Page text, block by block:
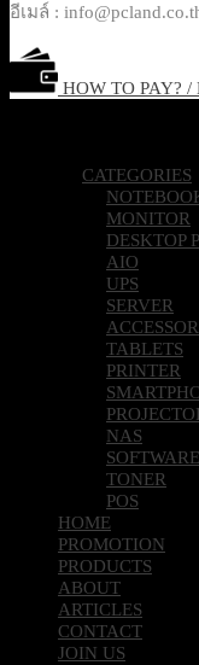
อีเมล์ :
HOW TO PAY? /
CATEGORIES
MONITOR
DESKTOP
AIO
UPS
SERVER
TABLETS
PRINTER
NAS
SOFTWARE
TONER
POS
HOME
PROMOTION
PRODUCTS
ABOUT
ARTICLES
CONTACT
JOIN US